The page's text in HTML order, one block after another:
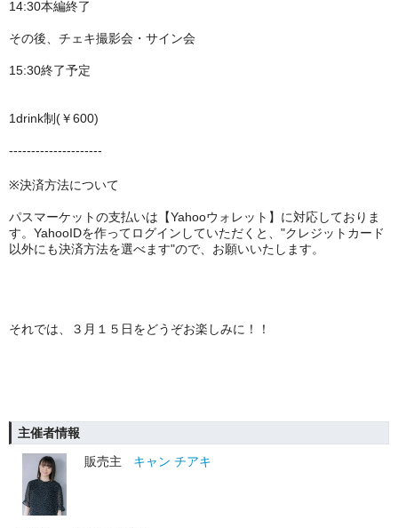
14:30本編終了
その後、チェキ撮影会・サイン会
15:30終了予定
1drink制(￥600)
---------------------
※決済方法について
パスマーケットの支払いは【Yahooウォレット】に対応しておりま
す。YahooIDを作ってログインしていただくと、"クレジットカード
以外にも決済方法を選べます"ので、お願いいたします。
それでは、３月１５日をどうぞお楽しみに！！
主催者情報
販売主
キャン チアキ